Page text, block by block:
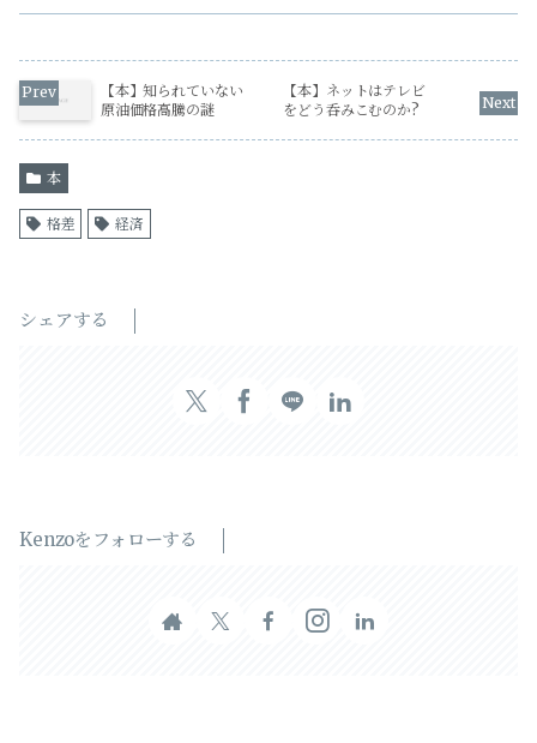
【本】知られていない
原油価格高騰の謎
【本】ネットはテレビ
をどう呑みこむのか?
本
格差 経済
シェアする
Kenzoをフォローする